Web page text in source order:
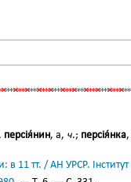
персія́нин, а, ч.; персія́нка
в 11 тт. / АН УРСР.